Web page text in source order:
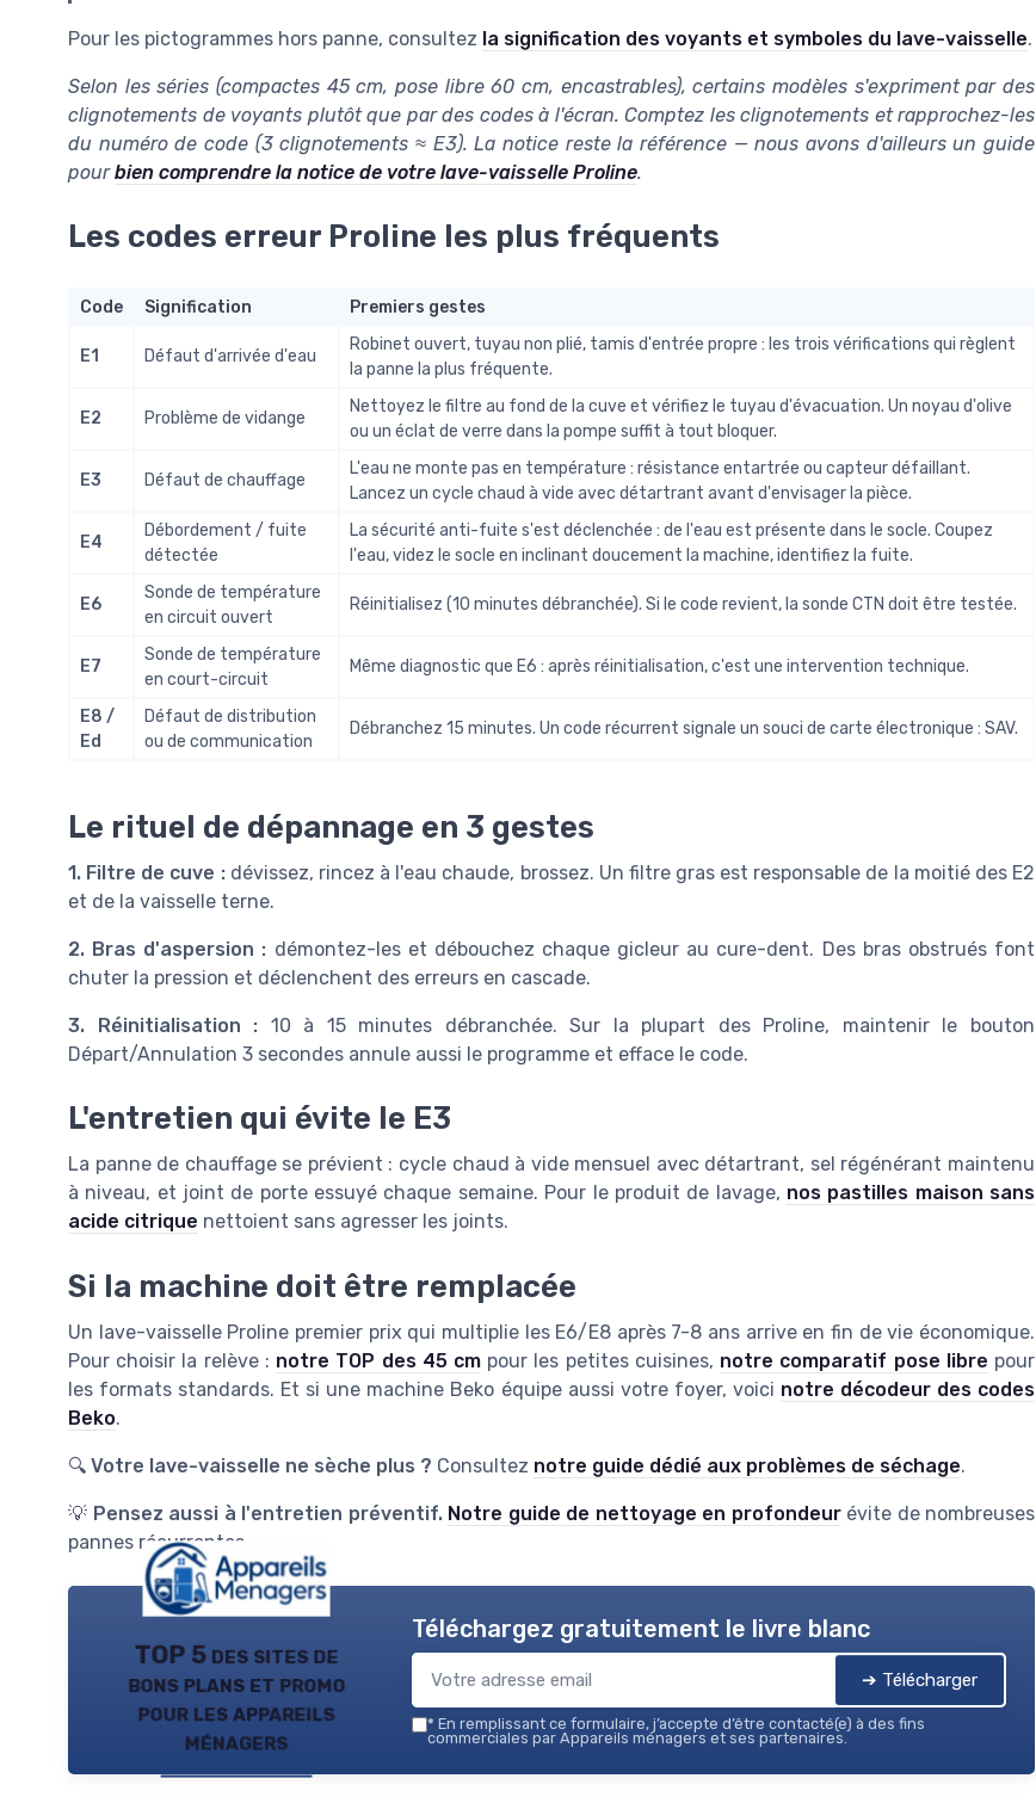
Pour les pictogrammes hors panne, consultez la signification des voyants et symboles du lave-vaisselle.
Selon les séries (compactes 45 cm, pose libre 60 cm, encastrables), certains modèles s'expriment par des
clignotements de voyants plutôt que par des codes à l'écran. Comptez les clignotements et rapprochez-les
du numéro de code (3 clignotements ≈ E3). La notice reste la référence — nous avons d'ailleurs un guide
pourbien comprendre la notice de votre lave-vaisselle Proline.
Les codes erreur Proline les plus fréquents
Code Signification Premiers gestes
E1 Défaut d'arrivée d'eau
Robinet ouvert, tuyau non plié, tamis d'entrée propre : les trois vérifications qui règlent
la panne la plus fréquente.
E2 Problème de vidange
Nettoyez le filtre au fond de la cuve et vérifiez le tuyau d'évacuation. Un noyau d'olive
ou un éclat de verre dans la pompe suffit à tout bloquer.
E3 Défaut de chauffage
L'eau ne monte pas en température : résistance entartrée ou capteur défaillant.
Lancez un cycle chaud à vide avec détartrant avant d'envisager la pièce.
E4
Débordement / fuite
détectée
La sécurité anti-fuite s'est déclenchée : de l'eau est présente dans le socle. Coupez
l'eau, videz le socle en inclinant doucement la machine, identifiez la fuite.
E6
Sonde de température
en circuit ouvert
Réinitialisez (10 minutes débranchée). Si le code revient, la sonde CTN doit être testée.
E7
Sonde de température
en court-circuit
Même diagnostic que E6 : après réinitialisation, c'est une intervention technique.
E8 /
Ed
Défaut de distribution
ou de communication
Débranchez 15 minutes. Un code récurrent signale un souci de carte électronique : SAV.
Le rituel de dépannage en 3 gestes
1. Filtre de cuve :dévissez, rincez à l'eau chaude, brossez. Un filtre gras est responsable de la moitié des E2
et de la vaisselle terne.
2. Bras d'aspersion : démontez-les et débouchez chaque gicleur au cure-dent. Des bras obstrués font
chuter la pression et déclenchent des erreurs en cascade.
3. Réinitialisation : 10 à 15 minutes débranchée. Sur la plupart des Proline, maintenir le bouton
Départ/Annulation 3 secondes annule aussi le programme et efface le code.
L'entretien qui évite le E3
La panne de chauffage se prévient : cycle chaud à vide mensuel avec détartrant, sel régénérant maintenu
à niveau, et joint de porte essuyé chaque semaine. Pour le produit de lavage, nos pastilles maison sans
acide citrique nettoient sans agresser les joints.
Si la machine doit être remplacée
Un lave-vaisselle Proline premier prix qui multiplie les E6/E8 après 7-8 ans arrive en fin de vie économique.
Pour choisir la relève : notre TOP des 45 cm pour les petites cuisines, notre comparatif pose libre pour
les formats standards. Et si une machine Beko équipe aussi votre foyer, voici notre décodeur des codes
Beko.
🔍 Votre lave-vaisselle ne sèche plus ? Consultez notre guide dédié aux problèmes de séchage.
💡 Pensez aussi à l'entretien préventif. Notre guide de nettoyage en profondeurévite de nombreuses
pannes récurrentes.
TOP 5 des sites de
bons plans et promo
pour les appareils
ménagers
Téléchargez gratuitement le livre blanc
➔ Télécharger
* En remplissant ce formulaire, j’accepte d’être contacté(e) à des fins
commerciales par Appareils ménagers et ses partenaires.